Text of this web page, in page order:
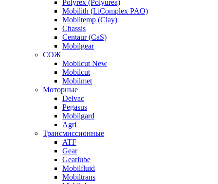
Polyrex (Polyurea)
Mobilith (LiComplex PAO)
Mobiltemp (Clay)
Chassis
Centaur (CaS)
Mobilgear
СОЖ
Mobilcut New
Mobilcut
Mobilmet
Моторные
Delvac
Pegasus
Mobilgard
Agri
Трансмиссионные
ATF
Gear
Gearlube
Mobilfluid
Mobiltrans